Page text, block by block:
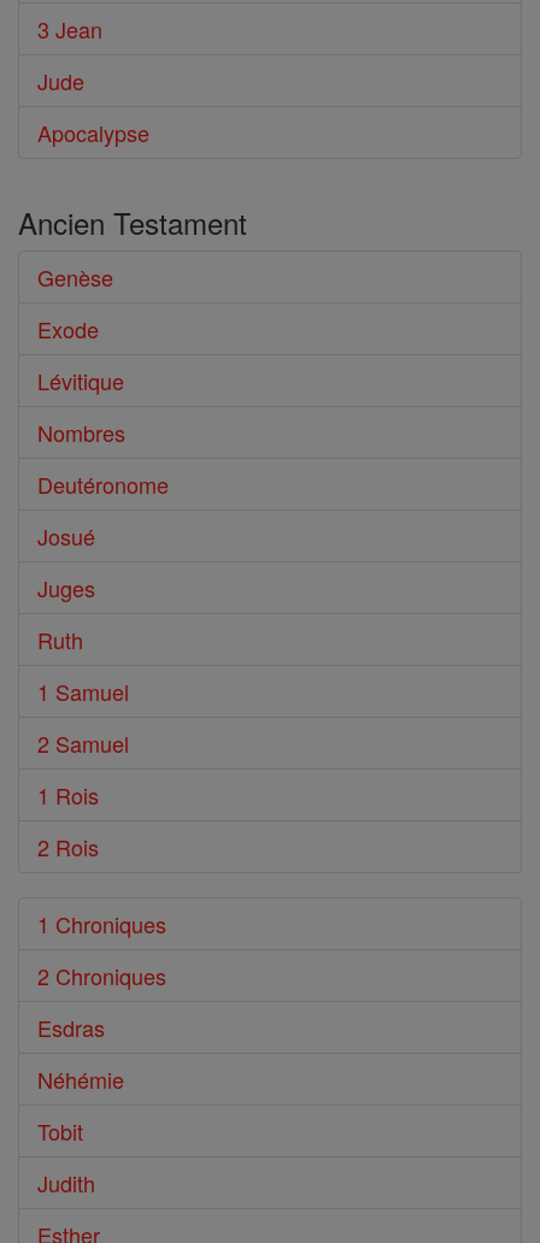
3 Jean
Jude
Apocalypse
Ancien Testament
Genèse
Exode
Lévitique
Nombres
Deutéronome
Josué
Juges
Ruth
1 Samuel
2 Samuel
1 Rois
2 Rois
1 Chroniques
2 Chroniques
Esdras
Néhémie
Tobit
Judith
Esther